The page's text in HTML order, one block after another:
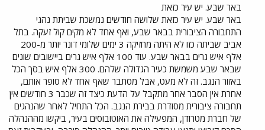
באר שבע. יש עיר כזאת
באר שבע. יש עיר כזאת שלושה חודשים נמשכת שביתת נהגי
התחבורה הציבורית בבאר שבע, ואף אחד לא מקים קול זעקה. בתל
אביב שביתה כזו לא היתה מחזיקה 3 ימים שלומי דונר יותר מ-200
אלף איש גרים בבאר שבע. עוד 100 אלף איש גרים ביישובים שונים
שבאר שבע משמשת כעיר הגדולה שלהם. 300 אלף איש בסך הכל
באזור הנגב. זה לא מעט, אבל מסתבר שאף אחד לא סופר אותם,
אחרת אין הסבר אחר מתקבל על הדעת כיצד זה שכבר 3 חודשים אין
תחבורה ציבורית מסודרת בבירת הנגב. הכל התחיל לאחר שהנהגים
של חברת מטרודן, המפעילה את האוטובוסים בעיר, ביקשו מההנהלה